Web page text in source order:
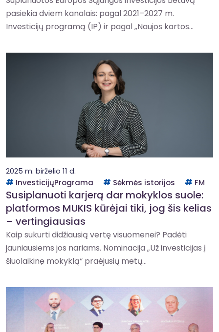
pasiekia dviem kanalais: pagal 2021–2027 m.
Investicijų programą (IP) ir pagal „Naujos kartos...
2025 m. birželio 11 d.
InvesticijųPrograma
Sėkmės istorijos FM
Susiplanuoti karjerą dar mokyklos suole:
platformos MUKIS kūrėjai tiki, jog šis kelias
– vertingiausias
Kaip sukurti didžiausią vertę visuomenei? Padėti
jauniausiems jos nariams. Nominacija „Už investicijas į
šiuolaikinę mokyklą“ praėjusių metų...